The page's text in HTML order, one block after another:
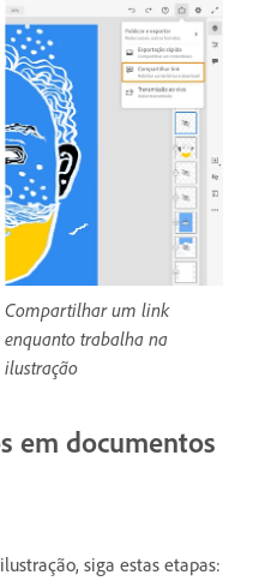
Compartilhar um link
enquanto trabalha na
ilustração
em documentos
siga estas etapas: